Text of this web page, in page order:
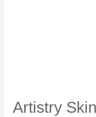
Artistry